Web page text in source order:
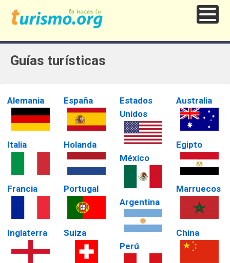
Guías turísticas
Alemania
Italia
Francia
Inglaterra
España
Holanda
Portugal
Suiza
Estados
Unidos
México
Argentina
Perú
Australia
Egipto
Marruecos
China